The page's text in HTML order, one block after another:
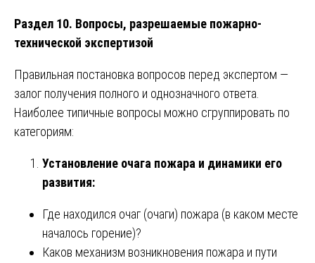
Раздел 10. Вопросы, разрешаемые пожарно-
технической экспертизой
Правильная постановка вопросов перед экспертом —
залог получения полного и однозначного ответа.
Наиболее типичные вопросы можно сгруппировать по
категориям:
Установление очага пожара и динамики его
развития:
Где находился очаг (очаги) пожара (в каком месте
началось горение)?
Каков механизм возникновения пожара и пути